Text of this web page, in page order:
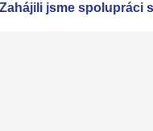
Zahájili jsme spolupráci